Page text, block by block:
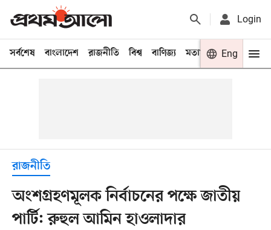
Login
সর্বশেষ বাংলাদেশ রাজনীতি বিশ্ব বাণিজ্য মতামত খেলা
Eng
রাজনীতি
অংশগ্রহণমূলক নির্বাচনের পক্ষে জাতীয়
পার্টি: রুহুল আমিন হাওলাদার